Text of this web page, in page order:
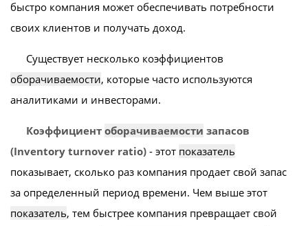
быстро компания может обеспечивать потребности
своих клиентов и получать доход.
Существует несколько коэффициентов
оборачиваемости, которые часто используются
аналитиками и инвесторами.
Коэффициент оборачиваемости запасов
(Inventory turnover ratio) - этот показатель
показывает, сколько раз компания продает свой запас
за определенный период времени. Чем выше этот
показатель, тем быстрее компания превращает свой